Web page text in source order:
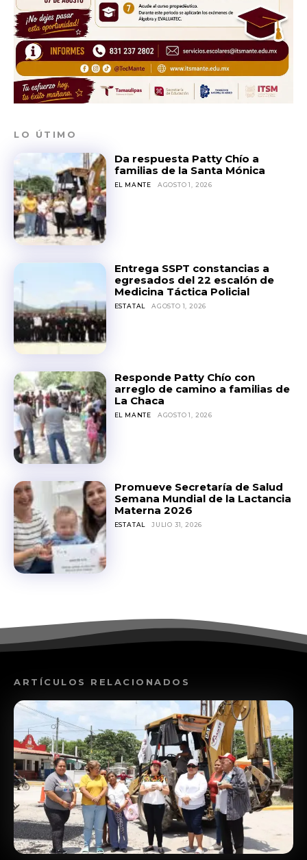
LO ÚTIMO
Da respuesta Patty Chío a
familias de la Santa Mónica
EL MANTE AGOSTO 1, 2026
Entrega SSPT constancias a
egresados del 22 escalón de
Medicina Táctica Policial
ESTATAL AGOSTO 1, 2026
Responde Patty Chío con
arreglo de camino a familias de
La Chaca
EL MANTE AGOSTO 1, 2026
Promueve Secretaría de Salud
Semana Mundial de la Lactancia
Materna 2026
ESTATAL JULIO 31, 2026
ARTÍCULOS RELACIONADOS